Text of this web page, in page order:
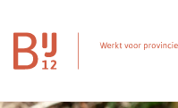
Homepagina